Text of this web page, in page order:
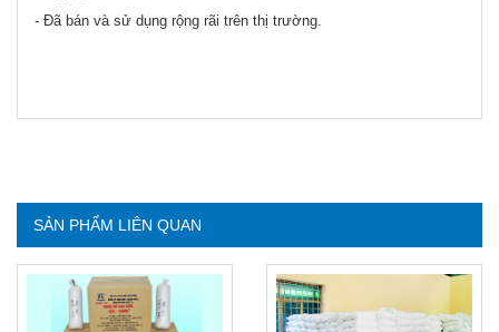
- Đã bán và sử dụng rộng rãi trên thị trường.
SẢN PHẨM LIÊN QUAN